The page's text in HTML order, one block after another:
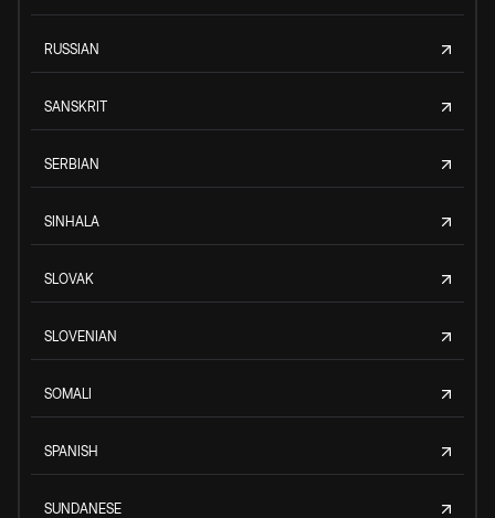
RUSSIAN
SANSKRIT
SERBIAN
SINHALA
SLOVAK
SLOVENIAN
SOMALI
SPANISH
SUNDANESE